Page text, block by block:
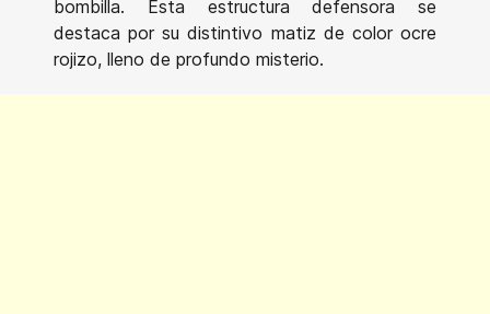
bombilla. Esta estructura defensora se
destaca por su distintivo matiz de color ocre
rojizo, lleno de profundo misterio.